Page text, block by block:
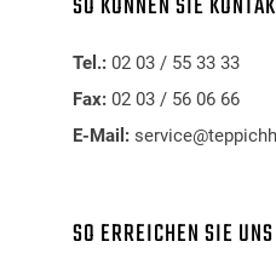
Tel.: 02 03 / 55 33 33
Fax:02 03 / 56 06 66
E-Mail:
SO ERREICHEN SIE